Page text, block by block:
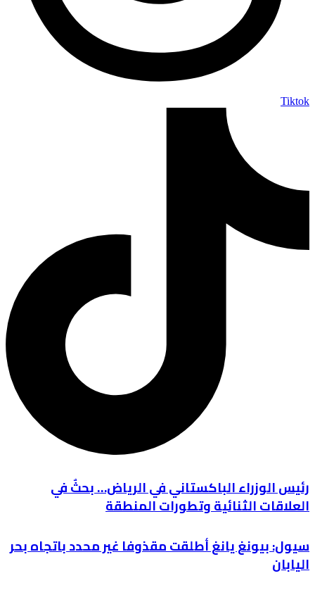
Tiktok
رئيس الوزراء الباكستاني في الرياض… بحثٌ في
العلاقات الثنائية وتطورات المنطقة
سيول: بيونغ يانغ أطلقت مقذوفا غير محدد باتجاه بحر
اليابان